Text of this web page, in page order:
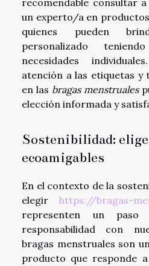
un experto/a en
quienes pueden
personalizado
necesidades
atención a las etiquetas y
en las bragas menstruales
elección informada y
Sostenibilidad:
ecoamigables
En el contexto de la
elegir https://bragas-
representen un paso
responsabilidad con
bragas menstruales son
producto que responde